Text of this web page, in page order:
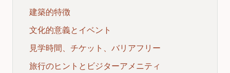
建築的特徴
文化的意義とイベント
見学時間、チケット、バリアフリー
旅行のヒントとビジターアメニティ